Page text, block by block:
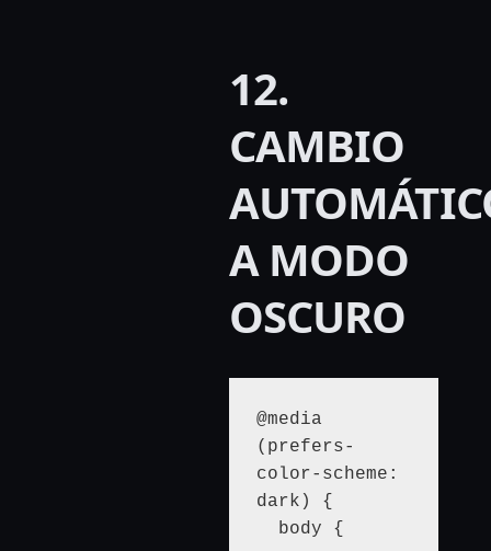
12.
CAMBIO
A MODO
OSCURO
@media
(prefers-
color-scheme:
dark) {